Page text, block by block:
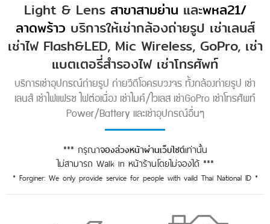
Light & Lens สาขาสามย่าน และพหล21/
ลาดพร้าว บริการให้เช่ากล้องถ่ายรูป เช่าเลนส์
เช่าไฟ Flash&LED, Mic Wireless, GoPro, เช่า
แบตเตอรี่สำรองไฟ เช่าโทรศัพท์
บริการเช่าอุปกรณ์ถ่ายรูป ถ่ายวีดีโอครบวงจร ทั้งกล้องถ่ายรูป เช่า
เลนส์ เช่าไฟแฟรช ไฟต่อเนื่อง เช่าไมค์/ไวเลส เช่าGoPro เช่าโทรศัพท์
Power/Battery และเช่าอุปกรณ์อื่นๆ
*** กรุณาจองล่วงหน้าผ่านเว็บไซต์เท่านั้น
ไม่สามารถ Walk in หน้าร้านโดยไม่จองได้ ***
* Forginer: We only provide service for people with vaild Thai National ID *